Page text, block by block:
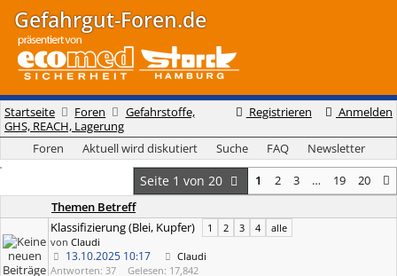
Gefahrgut-Foren.de
Registrieren Anmelden
Startseite Foren
Gefahrstoffe,
GHS, REACH, Lagerung
Foren
Aktuell wird diskutiert Suche FAQ Newsletter
Seite 1 von 20 1 2 3 … 19
20
Themen Betreff
Klassifizierung (Blei, Kupfer)
1 2 3 4
alle
von Claudi
13.10.2025 10:17
Claudi
Antworten: 37
Gelesen: 17,842